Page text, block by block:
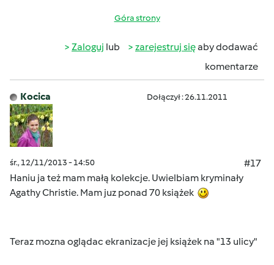
Góra strony
Zaloguj lub zarejestruj sięaby dodawać
komentarze
Kocica Dołączył : 26.11.2011
śr., 12/11/2013 - 14:50
#17
Haniu ja też mam małą kolekcje. Uwielbiam kryminały
Agathy Christie. Mam juz ponad 70 książek
Teraz mozna oglądac ekranizacje jej książek na "13 ulicy"